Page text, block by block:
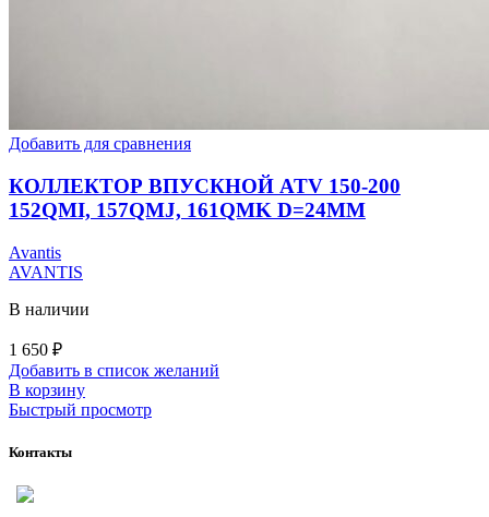
Добавить для сравнения
КОЛЛЕКТОР ВПУСКНОЙ ATV 150-200
152QMI, 157QMJ, 161QMK D=24MM
Avantis
AVANTIS
В наличии
1 650 ₽
Добавить в список желаний
В корзину
Быстрый просмотр
Контакты